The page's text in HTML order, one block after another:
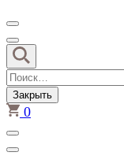
Найти:
Закрыть
0